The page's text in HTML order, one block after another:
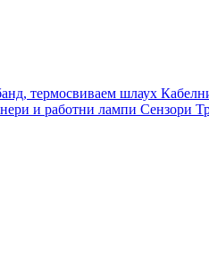
термосвиваем шлаух
и работни лампи Сензори